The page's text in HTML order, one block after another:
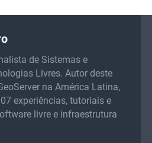
de Sistemas e
Livres. Autor deste
na América Latina,
experiências, tutoriais e
livre e infraestrutura